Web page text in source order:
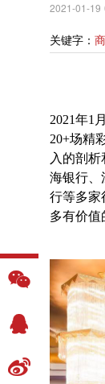
2021-01-
关键字：
2021年1
20+场精
入的剖
海银行、
行等多家
多有价值